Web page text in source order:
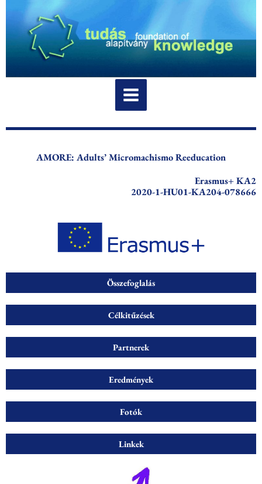
content
AMORE: Adults’ Micromachismo Reeducation
Erasmus+ KA2
2020-1-HU01-KA204-078666
Összefoglalás
Célkitűzések
Partnerek
Eredmények
Fotók
Linkek